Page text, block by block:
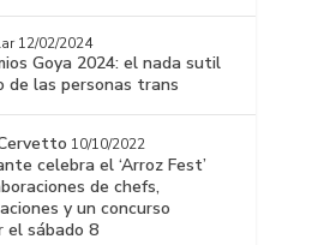
12/02/2024
Goya 2024: el nada sutil
de las personas trans
10/10/2022
celebra el ‘Arroz Fest’
de chefs,
y un concurso
el sábado 8